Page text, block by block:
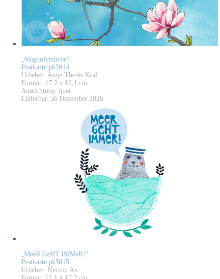
„Magnolienliebe“
Postkarte pk5014
Urheber: Antje Therés Kral
Format: 17,2 x 12,1 cm
Ausrichtung: quer
Lieferbar: ab Dezember 2026
„MeeR GeHT IMMeR!“
Postkarte pk5015
Urheber: Kerstin Ax